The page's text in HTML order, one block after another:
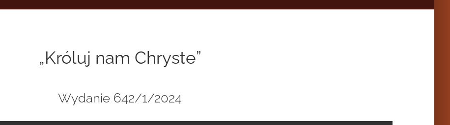
„Króluj nam Chryste”
Wydanie 642/1/2024